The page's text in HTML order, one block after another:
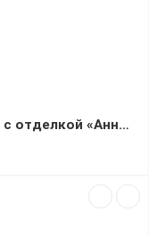
Халат медицинский женский с отделкой «Анна»